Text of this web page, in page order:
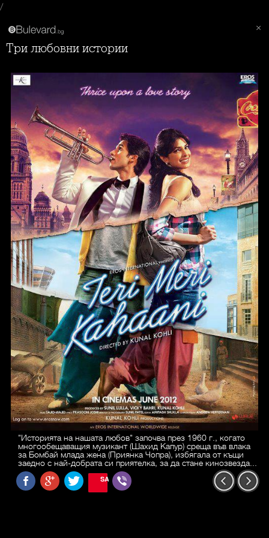
/
Три любовни истории
"Историята на нашата любов" започва през 1960 г., когато
многообещаващия музикант (Шахид Капур) среща във влака
за Бомбай млада жена (Приянка Чопра), избягала от къщи
заедно с най-добрата си приятелка, за да стане кинозвезда...
SAVE